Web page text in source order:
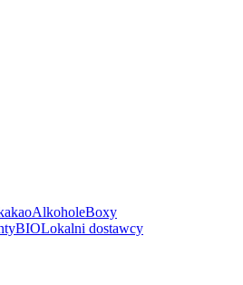
AlkoholeBoxy
BIOLokalni dostawcy